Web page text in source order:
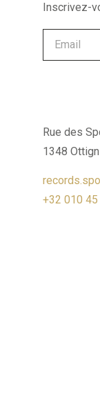
Inscrivez-
Rue des
1348
+32 010